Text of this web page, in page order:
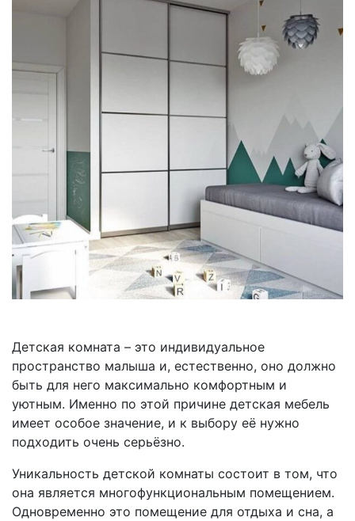
Детская комната – это индивидуальное
пространство малыша и, естественно, оно должно
быть для него максимально комфортным и
уютным. Именно по этой причине детская мебель
имеет особое значение, и к выбору её нужно
подходить очень серьёзно.
Уникальность детской комнаты состоит в том, что
она является многофункциональным помещением.
Одновременно это помещение для отдыха и сна, а